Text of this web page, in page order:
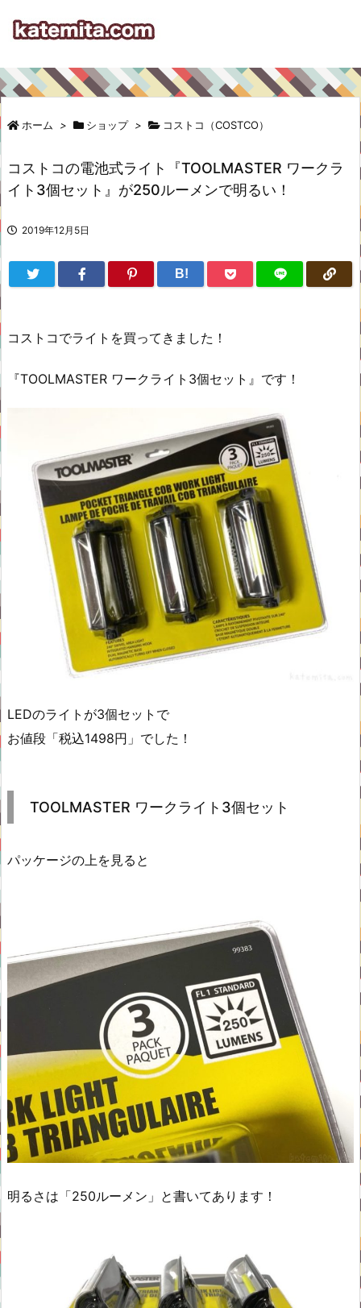
ホーム > ショップ > コストコ（COSTCO）
コストコの電池式ライト『TOOLMASTER ワークラ
イト3個セット』が250ルーメンで明るい！
2019年12月5日
B!
コストコでライトを買ってきました！
『TOOLMASTER ワークライト3個セット』です！
LEDのライトが3個セットで
お値段「税込1498円」でした！
TOOLMASTER ワークライト3個セット
パッケージの上を見ると
明るさは「250ルーメン」と書いてあります！